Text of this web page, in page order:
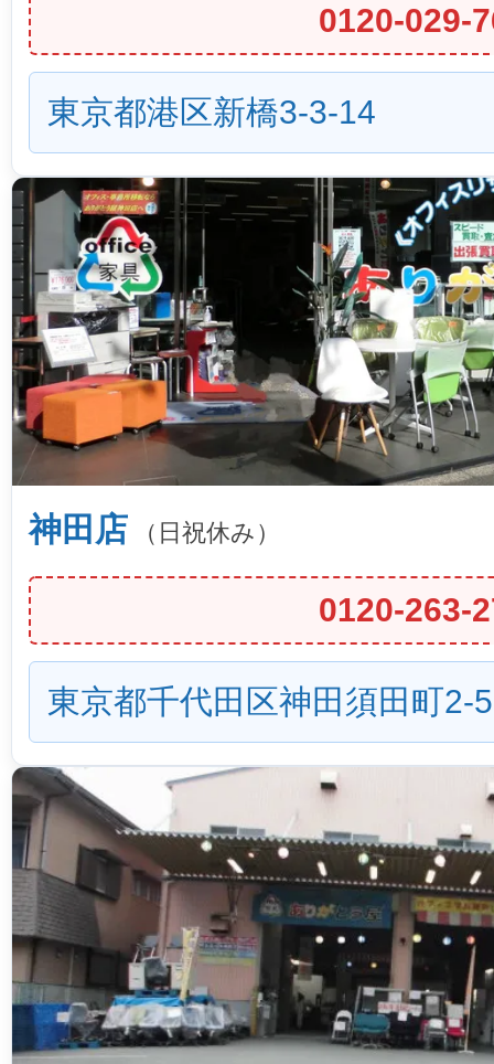
0120-029-
東京都港区新橋3-3-14
神田店 （日祝休み）
0120-263-
東京都千代田区神田須田町2-